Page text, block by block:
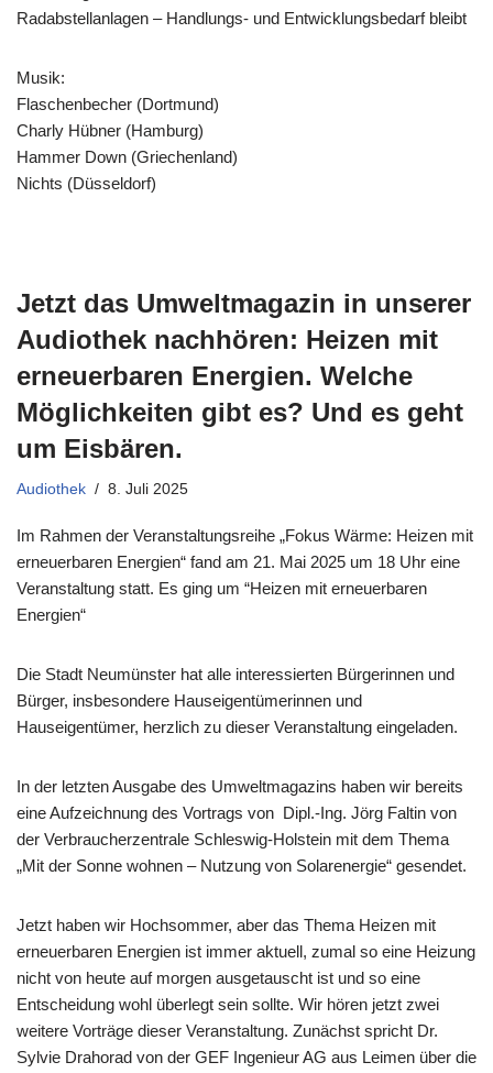
Radabstellanlagen – Handlungs- und Entwicklungsbedarf bleibt
Musik:
Flaschenbecher (Dortmund)
Charly Hübner (Hamburg)
Hammer Down (Griechenland)
Nichts (Düsseldorf)
Jetzt das Umweltmagazin in unserer
Audiothek nachhören: Heizen mit
erneuerbaren Energien. Welche
Möglichkeiten gibt es? Und es geht
um Eisbären.
Audiothek 8. Juli 2025
Im Rahmen der Veranstaltungsreihe „Fokus Wärme: Heizen mit
erneuerbaren Energien“ fand am 21. Mai 2025 um 18 Uhr eine
Veranstaltung statt. Es ging um “Heizen mit erneuerbaren
Energien“
Die Stadt Neumünster hat alle interessierten Bürgerinnen und
Bürger, insbesondere Hauseigentümerinnen und
Hauseigentümer, herzlich zu dieser Veranstaltung eingeladen.
In der letzten Ausgabe des Umweltmagazins haben wir bereits
eine Aufzeichnung des Vortrags von Dipl.-Ing. Jörg Faltin von
der Verbraucherzentrale Schleswig-Holstein mit dem Thema
„Mit der Sonne wohnen – Nutzung von Solarenergie“ gesendet.
Jetzt haben wir Hochsommer, aber das Thema Heizen mit
erneuerbaren Energien ist immer aktuell, zumal so eine Heizung
nicht von heute auf morgen ausgetauscht ist und so eine
Entscheidung wohl überlegt sein sollte. Wir hören jetzt zwei
weitere Vorträge dieser Veranstaltung. Zunächst spricht Dr.
Sylvie Drahorad von der GEF Ingenieur AG aus Leimen über die